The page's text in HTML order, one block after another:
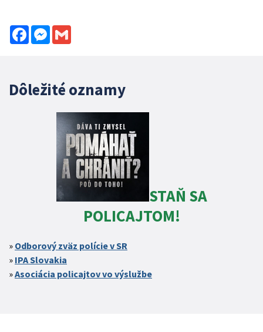
FacebookMessenger
Dôležité oznamy
STAŇ SA
POLICAJTOM!
Odborový zväz polície v SR
IPA Slovakia
Asociácia policajtov vo výslužbe